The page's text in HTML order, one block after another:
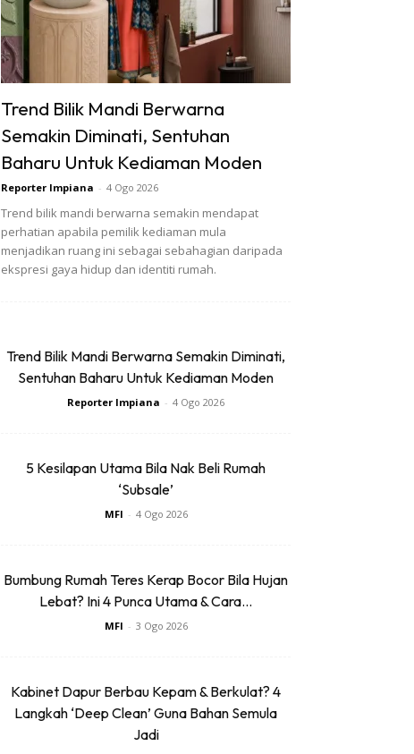
Trend Bilik Mandi Berwarna
Semakin Diminati, Sentuhan
Baharu Untuk Kediaman Moden
Reporter Impiana - 4 Ogo 2026
Trend bilik mandi berwarna semakin mendapat
perhatian apabila pemilik kediaman mula
menjadikan ruang ini sebagai sebahagian daripada
ekspresi gaya hidup dan identiti rumah.
Trend Bilik Mandi Berwarna Semakin Diminati,
Sentuhan Baharu Untuk Kediaman Moden
Reporter Impiana - 4 Ogo 2026
5 Kesilapan Utama Bila Nak Beli Rumah
‘Subsale’
MFI - 4 Ogo 2026
Bumbung Rumah Teres Kerap Bocor Bila Hujan
Lebat? Ini 4 Punca Utama & Cara...
MFI - 3 Ogo 2026
Kabinet Dapur Berbau Kepam & Berkulat? 4
Langkah ‘Deep Clean’ Guna Bahan Semula
Jadi